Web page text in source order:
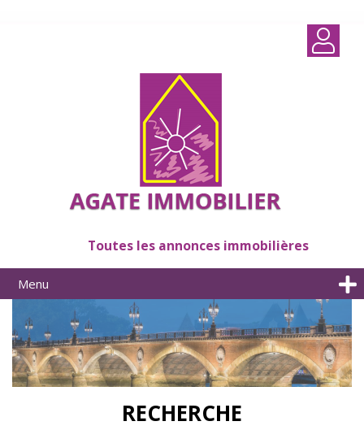
Toutes les annonces immobilières
Menu
RECHERCHE